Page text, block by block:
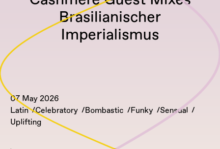
Brasilianischer
Imperialismus
07 May 2026
Latin
Celebratory Bombastic Funky
Sensual
Uplifting